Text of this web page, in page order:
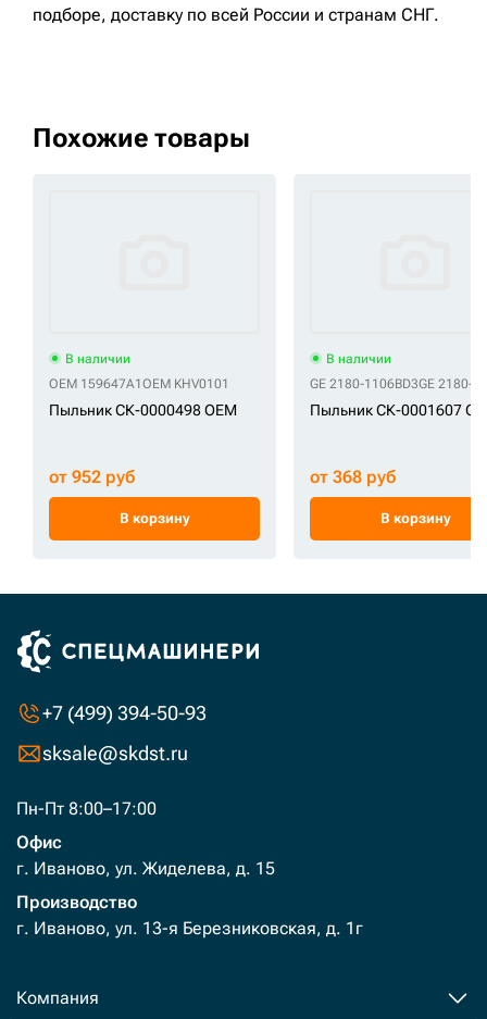
подборе, доставку по всей России и странам СНГ.
Похожие товары
В наличии
OEM 159647A1 OEM KHV0101
Пыльник СК-0000498 OEM
от 952 руб
В корзину
В наличии
GE 2180-1106BD3GE 2180-
Пыльник СК-0001607 GE
от 368 руб
В корзину
+7 (499) 394-50-93
sksale@skdst.ru
Пн-Пт 8:00–17:00
Офис
г. Иваново, ул. Жиделева, д. 15
Производство
г. Иваново, ул. 13-я Березниковская, д. 1г
Компания